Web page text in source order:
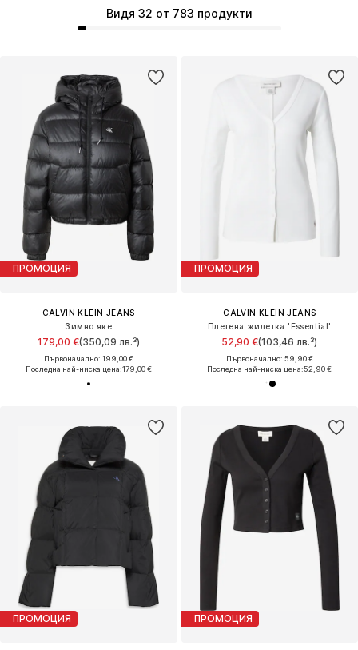
Видя 32 от 783 продукти
ПРОМОЦИЯ
CALVIN KLEIN JEANS
Зимно яке
179,00 €(350,09 лв.³)
Първоначално: 199,00 €
Последна най-ниска цена:179,00 €
ПРОМОЦИЯ
CALVIN KLEIN JEANS
Плетена жилетка 'Essential'
52,90 €(103,46 лв.³)
Първоначално: 59,90 €
Последна най-ниска цена:52,90 €
ПРОМОЦИЯ ПРОМОЦИЯ